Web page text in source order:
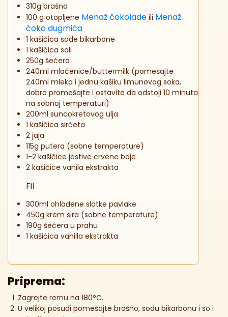
310g brašna
100 g otopljene Menaž čokolade ili Menaž
čoko dugmića
1 kašičica sode bikarbone
1 kašičica soli
250g šećera
240ml mlaćenice/buttermilk (pomešajte
240ml mleka i jednu kašiku limunovog soka,
dobro promešajte i ostavite da odstoji 10 minuta
na sobnoj temperaturi)
200ml suncokretovog ulja
1 kašičica sirćeta
2 jaja
115g putera (sobne temperature)
1-2 kašičice jestive crvene boje
2 kašičice vanila ekstrakta
Fil
300ml ohlađene slatke pavlake
450g krem sira (sobne temperature)
190g šećera u prahu
1 kašićica vanilla ekstrakta
Priprema:
Zagrejte rernu na 180°C.
U velikoj posudi pomešajte brašno, sodu bikarbonu i so i